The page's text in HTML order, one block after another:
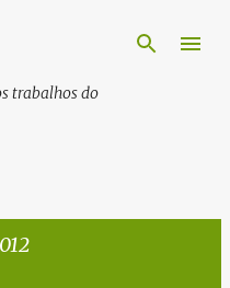
principal
trabalhos do